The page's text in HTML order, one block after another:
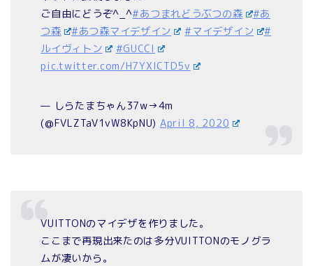
ご自由にどうぞ^_^#あつまれどうぶつの森
#あ
つ森
#あつ森マイデザイン #マイデザイン
#
ルイヴィトン
#GUCCI
pic.twitter.com/H7YXlCTD5v
— しらたまちゃん37w→4m
(@FVLZTaV1vW8KpNU) April 8, 2020
VUITTONのマイデザを作りました。
ここまで再現出来たのは多分VUITTONのモノグラ
ムが凄いから。